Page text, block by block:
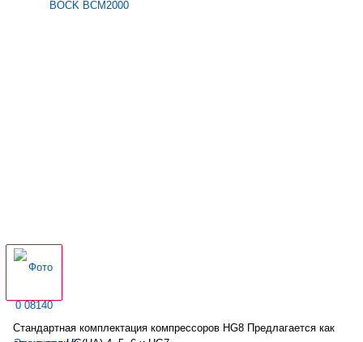
Стандартнаякомплектация компрессоров HG8 Предлагается как